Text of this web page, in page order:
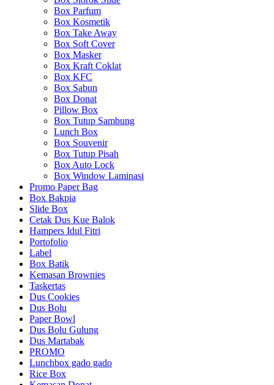
Box Parfum
Box Kosmetik
Box Take Away
Box Soft Cover
Box Masker
Box Kraft Coklat
Box KFC
Box Sabun
Box Donat
Pillow Box
Box Tutup Sambung
Lunch Box
Box Souvenir
Box Tutup Pisah
Box Auto Lock
Box Window Laminasi
Promo Paper Bag
Box Bakpia
Slide Box
Cetak Dus Kue Balok
Hampers Idul Fitri
Portofolio
Label
Box Batik
Kemasan Brownies
Taskertas
Dus Cookies
Dus Bolu
Paper Bowl
Dus Bolu Gulung
Dus Martabak
PROMO
Lunchbox gado gado
Rice Box